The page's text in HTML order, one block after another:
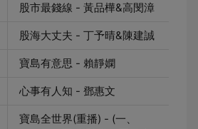
股市最錢線 - 黃品樺&高閔漳
股海大丈夫 - 丁予晴&陳建誠
寶島有意思 - 賴靜嫻
心事有人知 - 鄧惠文
寶島全世界(重播) - (一、